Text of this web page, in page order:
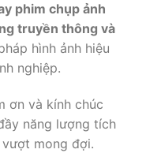
phim chụp ảnh
truyền thông và
hình ảnh hiệu
nghiệp.
ơn và kính chúc
năng lượng tích
mong đợi.